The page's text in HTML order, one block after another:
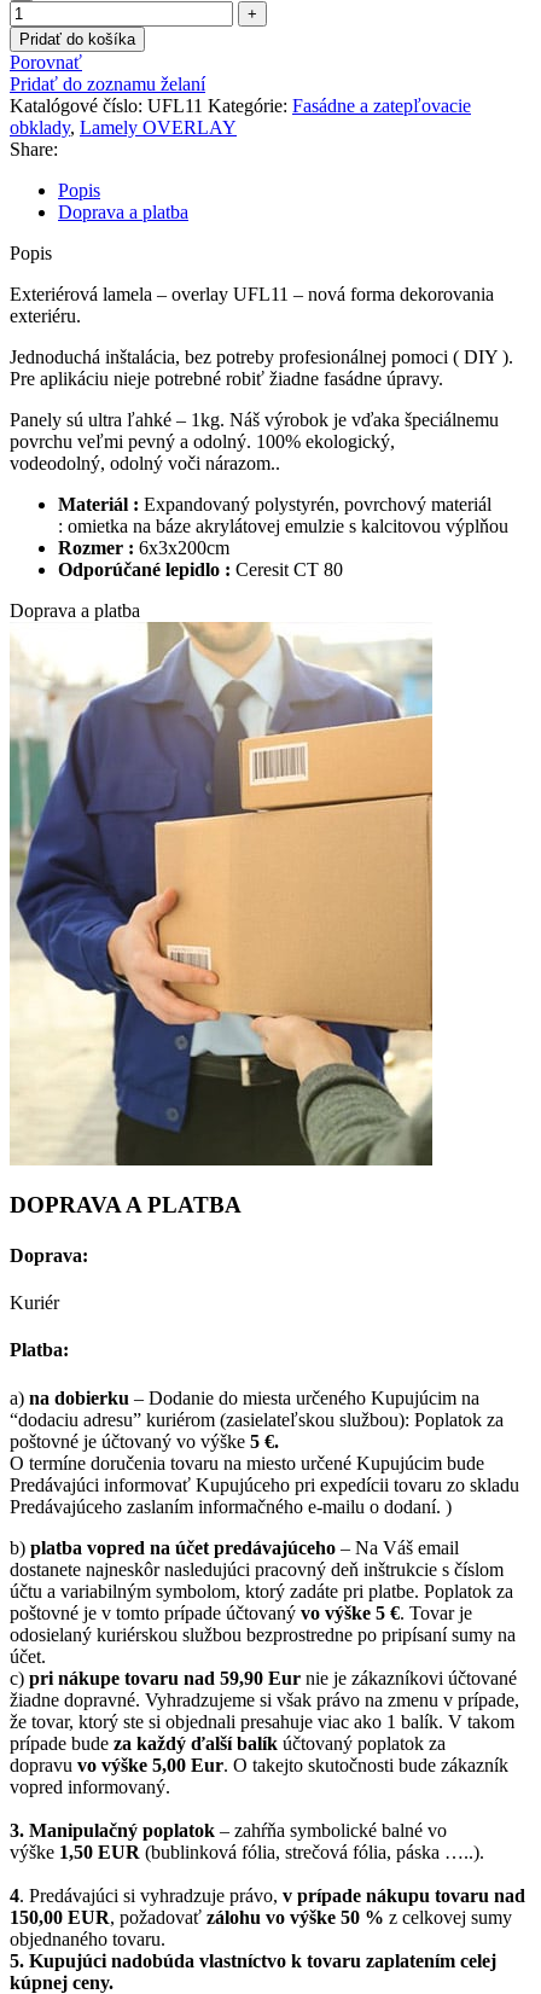
Pridať do košíka
Porovnať
Pridať do zoznamu želaní
Katalógové číslo: UFL11 Kategórie: Fasádne a zatepľovacie
obklady, Lamely OVERLAY
Share:
Popis
Doprava a platba
Popis
Exteriérová lamela – overlay UFL11 – nová forma dekorovania
exteriéru.
Jednoduchá inštalácia, bez potreby profesionálnej pomoci ( DIY ).
Pre aplikáciu nieje potrebné robiť žiadne fasádne úpravy.
Panely sú ultra ľahké – 1kg. Náš výrobok je vďaka špeciálnemu
povrchu veľmi pevný a odolný. 100% ekologický,
vodeodolný, odolný voči nárazom..
Materiál : Expandovaný polystyrén, povrchový materiál
: omietka na báze akrylátovej emulzie s kalcitovou výplňou
Rozmer : 6x3x200cm
Odporúčané lepidlo : Ceresit CT 80
Doprava a platba
DOPRAVA A PLATBA
Doprava:
Kuriér
Platba:
a) na dobierku – Dodanie do miesta určeného Kupujúcim na
“dodaciu adresu” kuriérom (zasielateľskou službou): Poplatok za
poštovné je účtovaný vo výške 5 €.
O termíne doručenia tovaru na miesto určené Kupujúcim bude
Predávajúci informovať Kupujúceho pri expedícii tovaru zo skladu
Predávajúceho zaslaním informačného e-mailu o dodaní. )
b) platba vopred na účet predávajúceho – Na Váš email
dostanete najneskôr nasledujúci pracovný deň inštrukcie s číslom
účtu a variabilným symbolom, ktorý zadáte pri platbe. Poplatok za
poštovné je v tomto prípade účtovaný vo výške 5 €. Tovar je
odosielaný kuriérskou službou bezprostredne po pripísaní sumy na
účet.
c) pri nákupe tovaru nad 59,90 Eur nie je zákazníkovi účtované
žiadne dopravné. Vyhradzujeme si však právo na zmenu v prípade,
že tovar, ktorý ste si objednali presahuje viac ako 1 balík. V takom
prípade bude za každý ďalší balík účtovaný poplatok za
dopravu vo výške 5,00 Eur. O takejto skutočnosti bude zákazník
vopred informovaný.
3. Manipulačný poplatok – zahŕňa symbolické balné vo
výške 1,50 EUR (bublinková fólia, strečová fólia, páska …..).
4. Predávajúci si vyhradzuje právo, v prípade nákupu tovaru nad
150,00 EUR, požadovať zálohu vo výške 50 % z celkovej sumy
objednaného tovaru.
5. Kupujúci nadobúda vlastníctvo k tovaru zaplatením celej
kúpnej ceny.